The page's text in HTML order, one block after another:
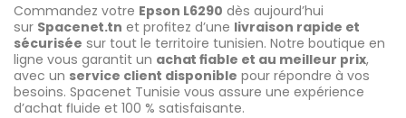
Commandez votre Epson L6290 dès aujourd’hui
sur Spacenet.tn et profitez d’une livraison rapide et
sécurisée sur tout le territoire tunisien. Notre boutique en
ligne vous garantit un achat fiable et au meilleur prix,
avec un service client disponible pour répondre à vos
besoins. Spacenet Tunisie vous assure une expérience
d’achat fluide et 100 % satisfaisante.